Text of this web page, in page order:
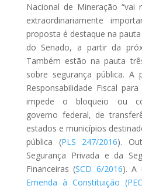
Nacional de Mineração
extraordinariamente
proposta é destaque na
do Senado, a partir da
Também estão na pauta
sobre segurança pública.
Responsabilidade Fiscal
impede o bloqueio ou
governo federal, de
estados e municípios
pública (PLS 247/2016).
Segurança Privada e da
Financeiras (SCD 6/2016). A
Emenda à Constituição